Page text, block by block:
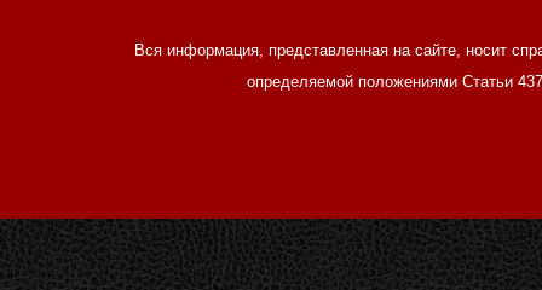
Вся информация, представленная на сайте, носит
определяемой положениями Статьи